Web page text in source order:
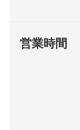
営業時間